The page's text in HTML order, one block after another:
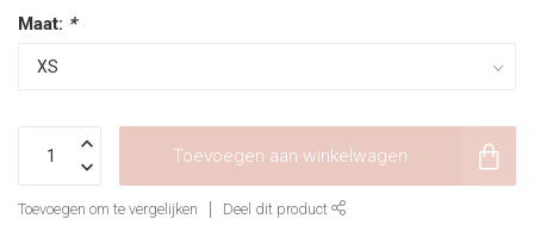
Maat: *
Toevoegen aan winkelwagen
Toevoegen om te vergelijken Deel dit product